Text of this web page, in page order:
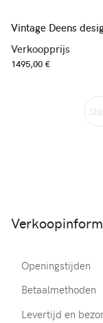
Vintage Deens
Verkoopprijs
1495,00 €
Openingstijden
Betaalmethoden
Levertijd en